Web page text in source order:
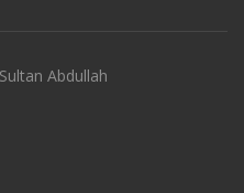
Abdullah